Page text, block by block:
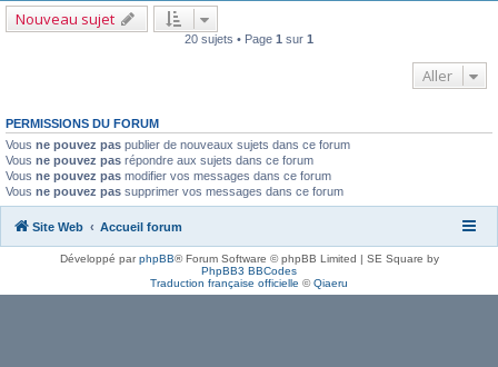
Nouveau sujet
20 sujets • Page 1 sur 1
Aller
PERMISSIONS DU FORUM
Vous ne pouvez pas publier de nouveaux sujets dans ce forum
Vous ne pouvez pas répondre aux sujets dans ce forum
Vous ne pouvez pas modifier vos messages dans ce forum
Vous ne pouvez pas supprimer vos messages dans ce forum
Site Web Accueil forum
Développé parphpBB® Forum Software © phpBB Limited | SE Square by
PhpBB3 BBCodes
Traduction française officielle ©Qiaeru